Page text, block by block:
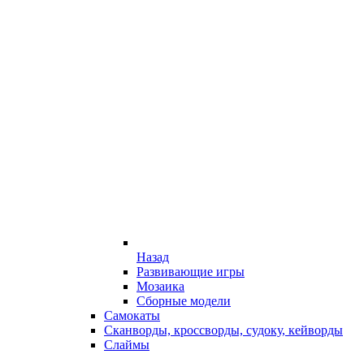
Назад
Развивающие игры
Мозаика
Сборные модели
Самокаты
Сканворды, кроссворды, судоку, кейворды
Слаймы